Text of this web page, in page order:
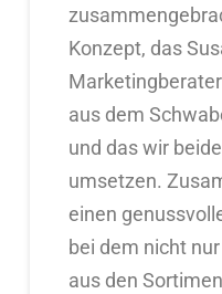
Konzept, das
aus dem
und das wir
umsetzen.
einen
bei dem nicht
aus den